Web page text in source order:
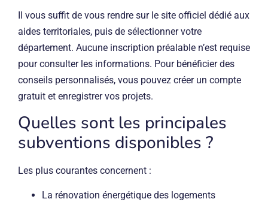
Il vous suffit de vous rendre sur le site officiel dédié aux
aides territoriales, puis de sélectionner votre
département. Aucune inscription préalable n’est requise
pour consulter les informations. Pour bénéficier des
conseils personnalisés, vous pouvez créer un compte
gratuit et enregistrer vos projets.
Quelles sont les principales
subventions disponibles ?
Les plus courantes concernent :
La rénovation énergétique des logements